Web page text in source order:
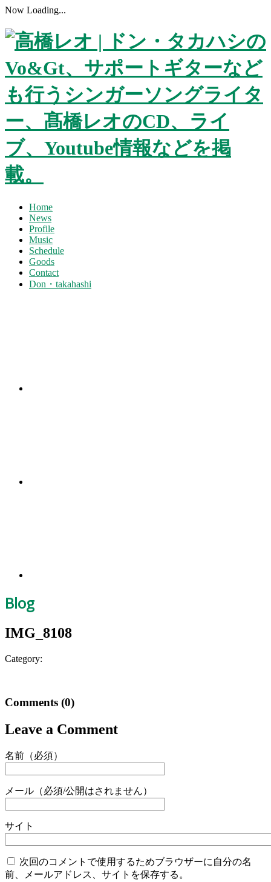
Now Loading...
Home
News
Profile
Music
Schedule
Goods
Contact
Don・takahashi
Blog
IMG_8108
Category:
Comments (0)
Leave a Comment
名前（必須）
メール（必須/公開はされません）
サイト
次回のコメントで使用するためブラウザーに自分の名
前、メールアドレス、サイトを保存する。